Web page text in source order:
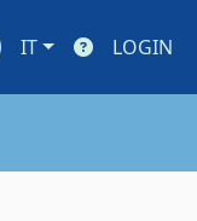
IT LOGIN